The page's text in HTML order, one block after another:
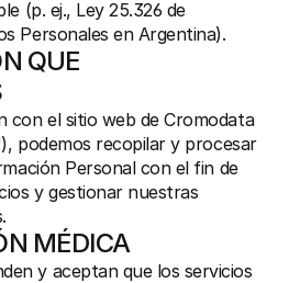
(p. ej., Ley 25.326 de
Personales en Argentina).
QUE
con el sitio web de Cromodata
podemos recopilar y procesar
Personal con el fin de
y gestionar nuestras
MÉDICA
y aceptan que los servicios